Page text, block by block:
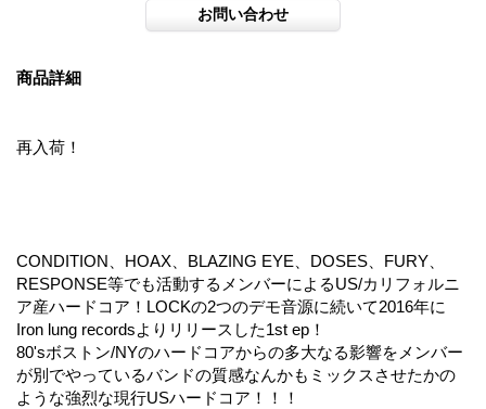
商品詳細
再入荷！
CONDITION、HOAX、BLAZING EYE、DOSES、FURY、
RESPONSE等でも活動するメンバーによるUS/カリフォルニ
ア産ハードコア！LOCKの2つのデモ音源に続いて2016年に
Iron lung recordsよりリリースした1st ep！
80'sボストン/NYのハードコアからの多大なる影響をメンバー
が別でやっているバンドの質感なんかもミックスさせたかの
ような強烈な現行USハードコア！！！